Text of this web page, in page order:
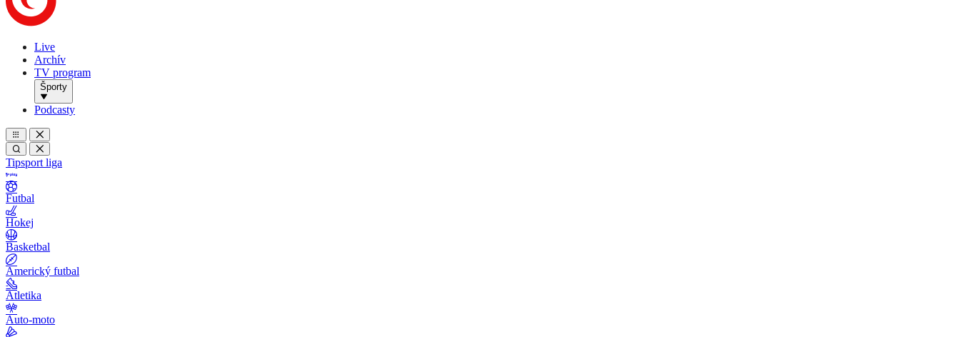
Live
Archív
TV program
Športy
Podcasty
Tipsport liga
Futbal
Hokej
Basketbal
Americký futbal
Atletika
Auto-moto